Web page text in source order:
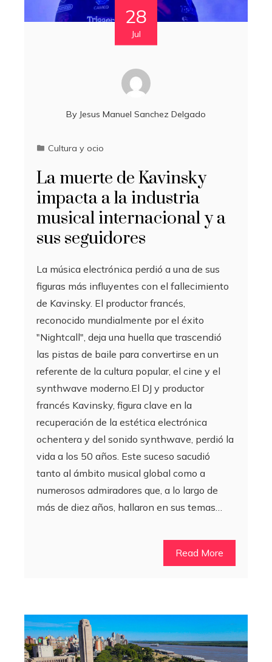
28
Jul
By Jesus Manuel Sanchez Delgado
Cultura y ocio
La muerte de Kavinsky
impacta a la industria
musical internacional y a
sus seguidores
La música electrónica perdió a una de sus
figuras más influyentes con el fallecimiento
de Kavinsky. El productor francés,
reconocido mundialmente por el éxito
"Nightcall", deja una huella que trascendió
las pistas de baile para convertirse en un
referente de la cultura popular, el cine y el
synthwave moderno.El DJ y productor
francés Kavinsky, figura clave en la
recuperación de la estética electrónica
ochentera y del sonido synthwave, perdió la
vida a los 50 años. Este suceso sacudió
tanto al ámbito musical global como a
numerosos admiradores que, a lo largo de
más de diez años, hallaron en sus temas…
Read More